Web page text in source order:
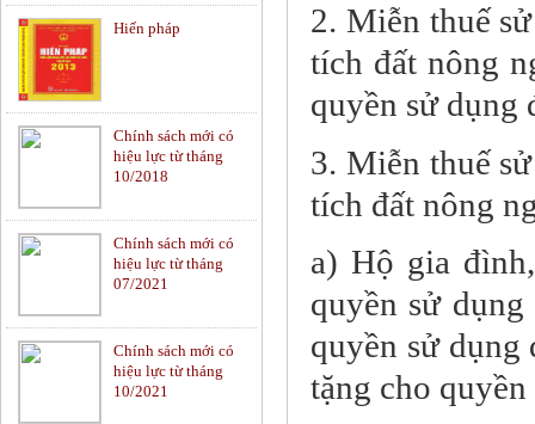
Tư vấn pháp luật
Chứng khoán và thị
trường vốn
Tư vấn pháp luật Dân
sự
Ngân hàng và Bảo
hiểm
Hiến pháp
Chính sách mới có
hiệu lực từ tháng
10/2018
Chính sách mới có
hiệu lực từ tháng
07/2021
Chính sách mới có
hiệu lực từ tháng
10/2021
2. Miễn thuế
tích đất nông
quyền sử dụng
3. Miễn thuế
tích đất nông
a) Hộ gia
quyền sử
quyền sử dụng
tặng cho